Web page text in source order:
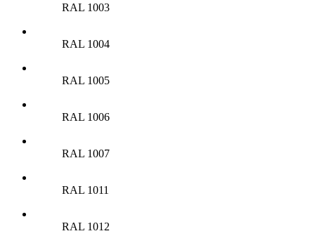
RAL 1003
RAL 1004
RAL 1005
RAL 1006
RAL 1007
RAL 1011
RAL 1012